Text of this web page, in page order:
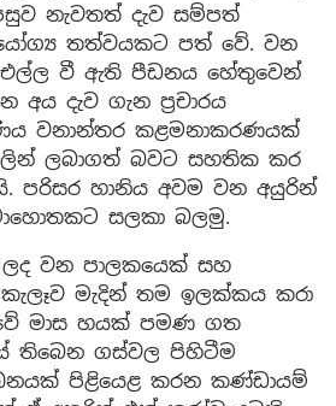
නැවතත් දැව සම්පත්
තත්වයකට පත් වේ. වන
වී ඇති පීඩනය හේතුවෙන්
අය දැව ගැන ප්‍රචාරය
වනාන්තර කළමනාකරණයක්
ලබාගත් බවට සහතික කර
පරිසර හානිය අවම වන අයුරින්
සලකා බලමු.
වන පාලකයෙක් සහ
මැදින් තම ඉලක්කය කරා
මාස හයක් පමණ ගත
තිබෙන ගස්වල පිහිටීම
පිළියෙළ කරන කණ්ඩායම්